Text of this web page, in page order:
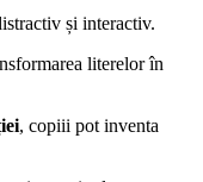
și interactiv.
literelor în
, copiii pot inventa